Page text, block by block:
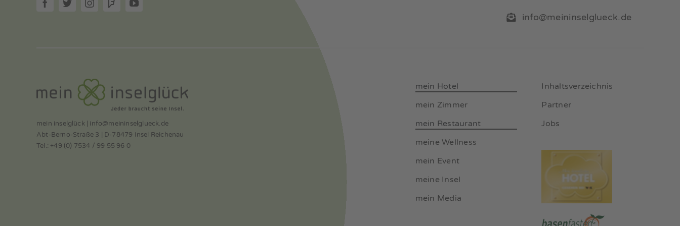
info@meininselglueck.de
mein inselglück | info@meininselglueck.de
Abt-Berno-Straße 3 | D-78479 Insel Reichenau
Tel.: +49 (0) 7534 / 99 55 96 0
mein Hotel
mein Zimmer
mein Restaurant
meine Wellness
mein Event
meine Insel
mein Media
Inhaltsverzeichnis
Partner
Jobs